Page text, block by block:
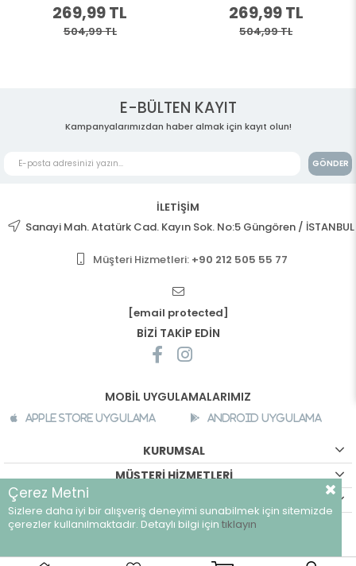
269,99 TL
504,99 TL
269,99 TL
504,99 TL
E-BÜLTEN KAYIT
Kampanyalarımızdan haber almak için kayıt olun!
GÖNDER
İLETİŞİM
Sanayi Mah. Atatürk Cad. Kayın Sok. No:5 Güngören / İSTANBUL
Müşteri Hizmetleri: +90 212 505 55 77
[email protected]
BİZİ TAKİP EDİN
MOBİL UYGULAMALARIMIZ
Apple Store Uygulama Android Uygulama
KURUMSAL
MÜŞTERİ HİZMETLERİ
©breeze.com.tr - Tüm hakları saklıdır.
Çerez Metni
Sizlere daha iyi bir alışveriş deneyimi sunabilmek için sitemizde
çerezler kullanılmaktadır. Detaylı bilgi için tıklayın